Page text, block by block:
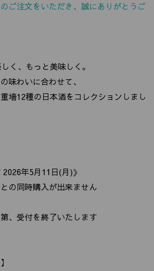
ご注文をいただき、誠にありがとうご
く、もっと美味しく。
味わいに合わせて、
墻12種の日本酒をコレクションしまし
2026年5月11日(月)》
の同時購入が出来ません
、受付を終了いたします